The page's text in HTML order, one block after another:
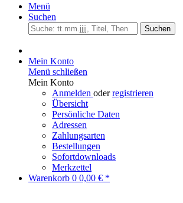
Menü
Suchen
Suchen
Mein Konto
Menü schließen
Mein Konto
Anmelden oderregistrieren
Übersicht
Persönliche Daten
Adressen
Zahlungsarten
Bestellungen
Sofortdownloads
Merkzettel
Warenkorb 0 0,00 € *